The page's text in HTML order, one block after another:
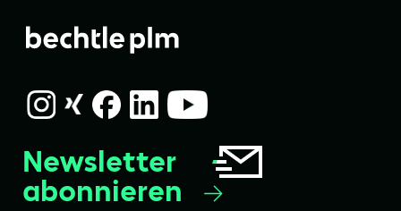
Newsletter
abonnieren